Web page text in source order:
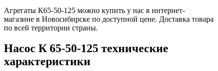
Агрегаты К65-50-125 можно купить у нас в интернет-
магазине в Новосибирске по доступной цене. Доставка товара
по всей территории страны.
Насос К 65-50-125 технические
характеристики